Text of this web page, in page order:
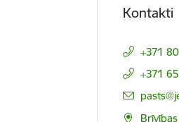
Kontakti
+371
+371
E-pasts: